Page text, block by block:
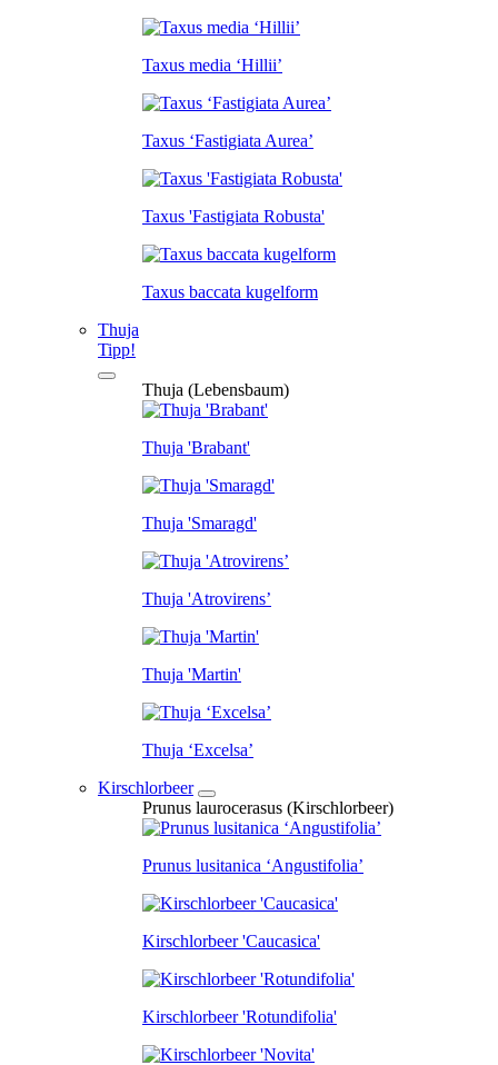
Taxus media ‘Hillii’
Taxus ‘Fastigiata Aurea’
Taxus 'Fastigiata Robusta'
Taxus baccata kugelform
Thuja
Tipp!
Thuja (Lebensbaum)
Thuja 'Brabant'
Thuja 'Smaragd'
Thuja 'Atrovirens’
Thuja 'Martin'
Thuja ‘Excelsa’
Kirschlorbeer
Prunus laurocerasus (Kirschlorbeer)
Prunus lusitanica ‘Angustifolia’
Kirschlorbeer 'Caucasica'
Kirschlorbeer 'Rotundifolia'